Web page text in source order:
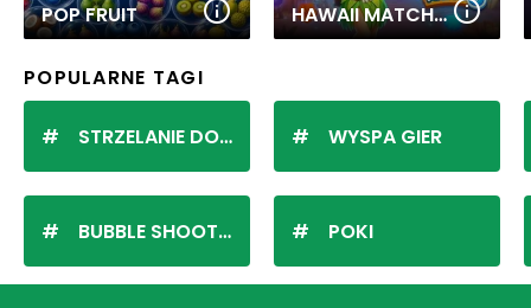
POP FRUIT HAWAII MATCH 6
POPULARNE TAGI
STRZELANIE DO KULEK
BUBBLE SHOOTER
WYSPA GIER
POKI